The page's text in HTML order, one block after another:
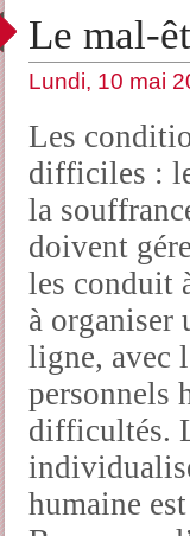
Le mal-
Lundi, 10 mai
Les
difficiles :
la
doivent
les conduit
à organiser
ligne, avec
personnels
difficultés.
humaine